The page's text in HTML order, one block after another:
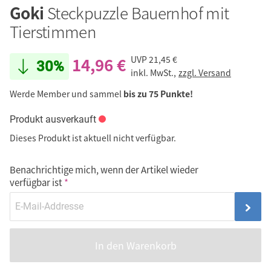
GokiSteckpuzzle Bauernhof mit
Tierstimmen
30% 14,96 € UVP21,45 €
inkl. MwSt., zzgl. Versand
Werde Member und sammel bis zu 75 Punkte!
Produkt ausverkauft
Dieses Produkt ist aktuell nicht verfügbar.
Benachrichtige mich, wenn der Artikel wieder
verfügbar ist
In den Warenkorb